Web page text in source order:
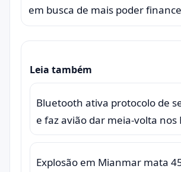
em busca de mais poder
Leia também
Bluetooth ativa protocolo de
e faz avião dar meia-volta nos
Explosão em Mianmar mata